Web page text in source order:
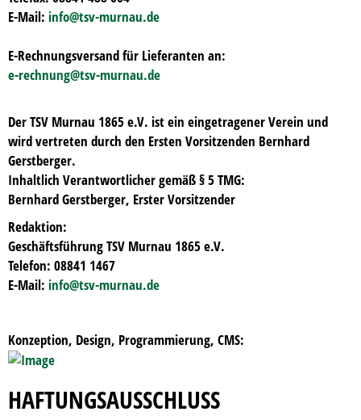
E-Mail: info@tsv-murnau.de
E-Rechnungsversand für Lieferanten an:
e-rechnung@tsv-murnau.de
Der TSV Murnau 1865 e.V. ist ein eingetragener Verein und
wird vertreten durch den Ersten Vorsitzenden Bernhard
Gerstberger.
Inhaltlich Verantwortlicher gemäß § 5 TMG:
Bernhard Gerstberger, Erster Vorsitzender
Redaktion:
Geschäftsführung TSV Murnau 1865 e.V.
Telefon: 08841 1467
E-Mail: info@tsv-murnau.de
Konzeption, Design, Programmierung, CMS:
HAFTUNGSAUSSCHLUSS